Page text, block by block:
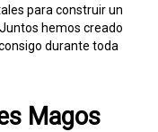
para construir un
hemos creado
durante toda
Magos